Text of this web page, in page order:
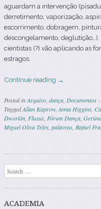
aguardam a intervenção
derretimento, vaporização,
escorrimento, dobragem,
descongelamento,
cientistas (?) vão aplicando as
estragos.
Continue reading →
Posted inArquivo dança Documentos
TaggedAllan Kaprow, Anna Higgins
Dworkin Fluxus Fórum Dança
Miguel Oliva Teles palavras Rafael
Post navigation
Search
ACADEMIA